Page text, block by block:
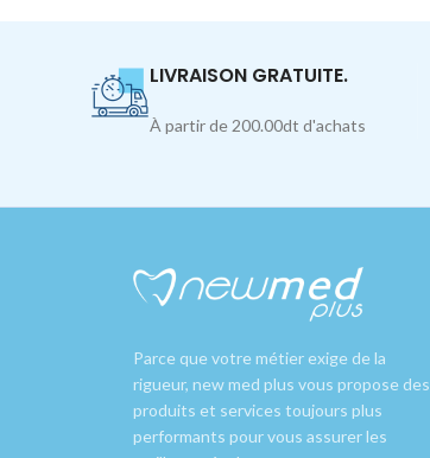
LIVRAISON GRATUITE.
À partir de 200.00dt d'achats
Parce que votre métier exige de la
rigueur, new med plus vous propose des
produits et services toujours plus
performants pour vous assurer les